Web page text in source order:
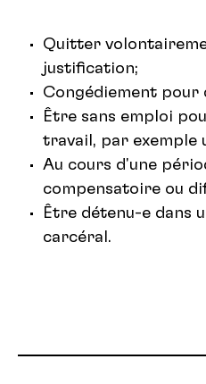
Quitter
justification;
Congédiement pour
Être sans emploi
travail, par exemple
Au cours d'une
compensatoire ou
Être détenu-e dans
carcéral.